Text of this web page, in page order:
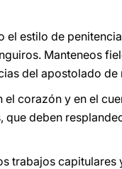
el estilo de
Manteneos
del apostolado de
el corazón y en el
deben
trabajos capitulares